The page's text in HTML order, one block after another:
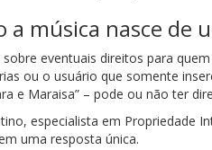
música nasce de
eventuais direitos para
ou o usuário que somente
e Maraisa” – pode ou não ter
especialista em Propriedade
uma resposta única.